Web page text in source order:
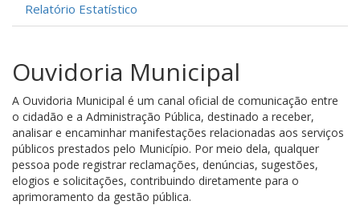
Relatório Estatístico
Ouvidoria Municipal
A Ouvidoria Municipal é um canal oficial de comunicação entre
o cidadão e a Administração Pública, destinado a receber,
analisar e encaminhar manifestações relacionadas aos serviços
públicos prestados pelo Município. Por meio dela, qualquer
pessoa pode registrar reclamações, denúncias, sugestões,
elogios e solicitações, contribuindo diretamente para o
aprimoramento da gestão pública.